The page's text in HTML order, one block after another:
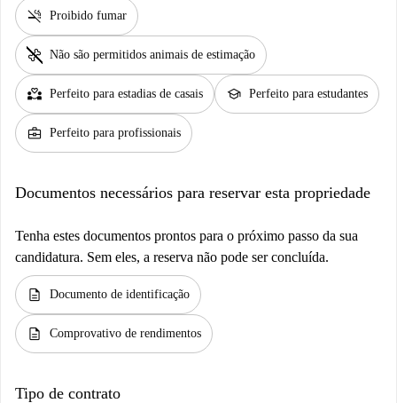
smoke_free Proibido fumar
pet_supplies Não são permitidos animais de estimação
partner_heart Perfeito para estadias de casais school Perfeito para estudantes
business_center Perfeito para profissionais
Documentos necessários para reservar esta propriedade
Tenha estes documentos prontos para o próximo passo da sua
candidatura. Sem eles, a reserva não pode ser concluída.
description Documento de identificação
description Comprovativo de rendimentos
Tipo de contrato